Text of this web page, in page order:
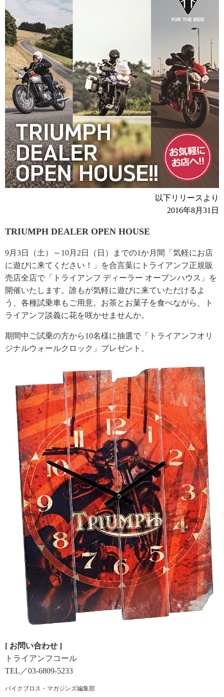
以下リリースより
2016年8月31日
TRIUMPH DEALER OPEN HOUSE
9月3日（土）～10月2日（日）までの1か月間「気軽にお店
に遊びに来てください！」を合言葉にトライアンフ正規販
売店全店で「トライアンフ ディーラー オープンハウス」を
開催いたします。誰もが気軽に遊びに来ていただけるよ
う、各種試乗車もご用意。お茶とお菓子を食べながら、ト
ライアンフ談義に花を咲かせませんか。
期間中ご試乗の方から10名様に抽選で「トライアンフオリ
ジナルウォールクロック」プレゼント。
[ お問い合わせ ]
トライアンフコール
TEL／03-6809-5233
バイクブロス・マガジンズ編集部